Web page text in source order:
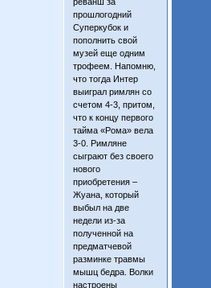
прошлогодний
Суперкубок и
пополнить свой
музей еще одним
трофеем. Напомню,
что тогда Интер
выиграл римлян со
счетом 4-3, притом,
что к концу первого
тайма «Рома» вела
3-0. Римляне
сыграют без своего
нового
приобретения –
Жуана, который
выбыл на две
недели из-за
полученной на
предматчевой
разминке травмы
мышц бедра. Волки
настроены